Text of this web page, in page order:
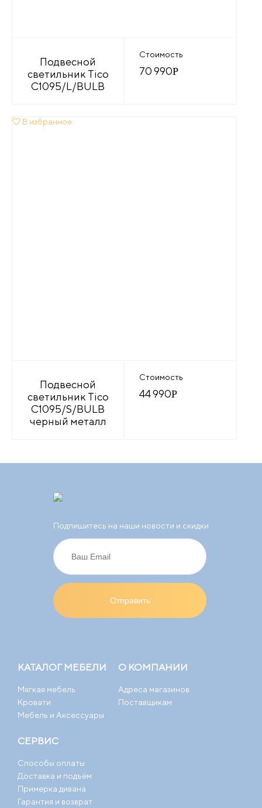
Подвесной
светильник Tico
C1095/L/BULB
Стоимость
70 990Р
В избранное
Подвесной
светильник Tico
C1095/S/BULB
черный металл
Стоимость
44 990Р
Подпишитесь на наши новости и скидки
КАТАЛОГ МЕБЕЛИ
Мягкая мебель
Кровати
Мебель и Аксессуары
О КОМПАНИИ
Адреса магазинов
Поставщикам
СЕРВИС
Способы оплаты
Доставка и подъём
Примерка дивана
Гарантия и возврат